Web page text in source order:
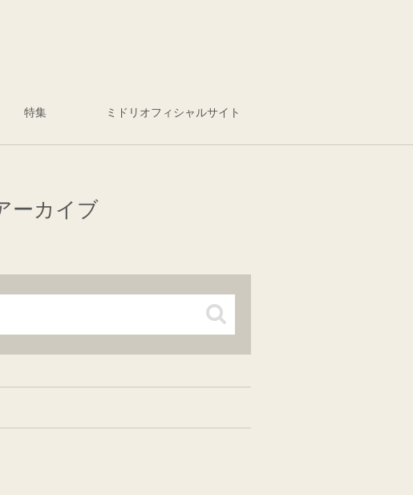
特集 ミドリオフィシャルサイト
ーカイブ